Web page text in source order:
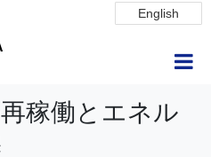
English
稼働とエネル